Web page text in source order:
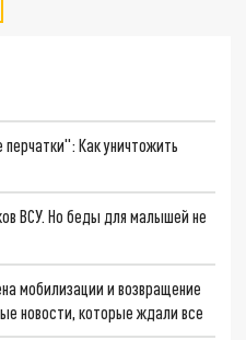
Как уничтожить
ВСУ. Но беды для малышей не
мобилизации и возвращение
новости, которые ждали все